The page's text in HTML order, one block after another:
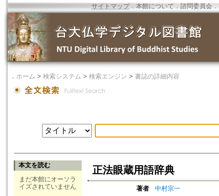
サイトマップ．本館について ． 諮問委員会 ．
． ホーム > 検索システム > 検索エンジン > 書誌の詳細内容
本文を読む
まだ本館にオーソラ
イズされていません
正法眼蔵用語辞典
著者
中村宗一